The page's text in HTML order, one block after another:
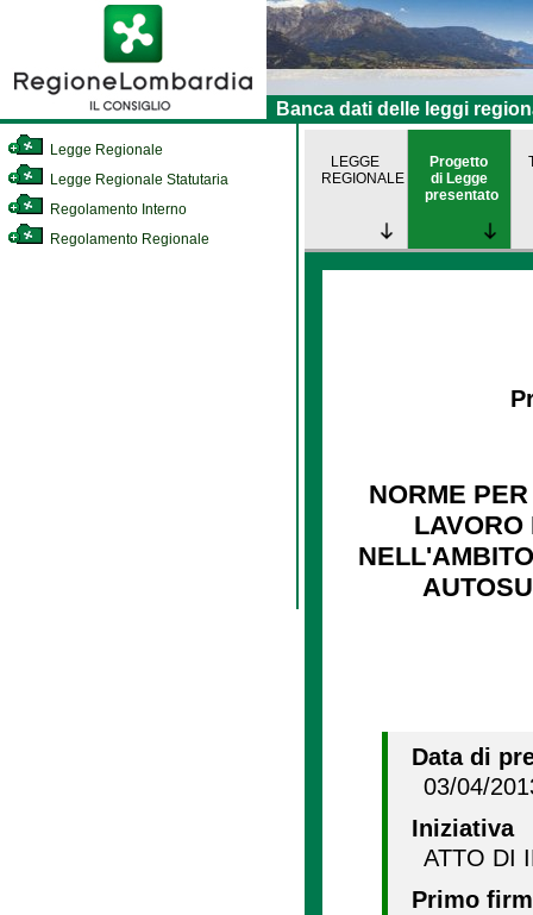
Banca dati delle leggi
Legge Regionale
Legge Regionale Statutaria
Regolamento Interno
Regolamento Regionale
LEGGE
REGIONALE
Progetto
di Legge
presentato
NORME
LAVORO
Data di
03/04/
Iniziativa
ATTO DI
Primo